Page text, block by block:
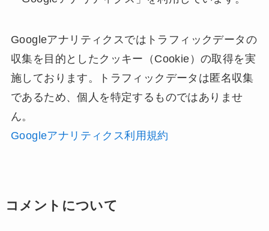
Googleアナリティクスではトラフィックデータの
収集を目的としたクッキー（Cookie）の取得を実
施しております。トラフィックデータは匿名収集
であるため、個人を特定するものではありませ
ん。
Googleアナリティクス利用規約
コメントについて